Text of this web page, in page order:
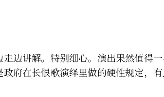
边讲解。特别细心。演出果然值得
府在长恨歌演绎里做的硬性规定，